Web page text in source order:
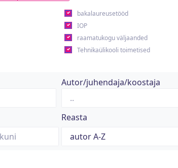
bakalaureusetööd
IOP
raamatukogu väljaanded
Tehnikaülikooli toimetised
Autor/juhendaja/koostaja
Reasta